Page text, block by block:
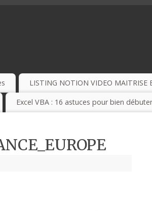
LISTING NOTION VIDEO MAITRISE
Excel VBA : 16 astuces pour bien